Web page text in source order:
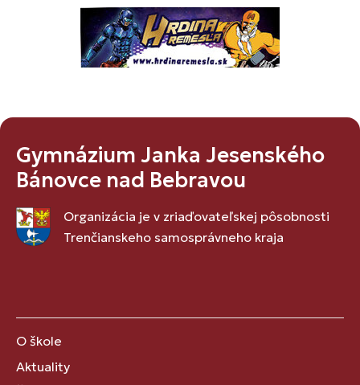
Gymnázium Janka Jesenského
Bánovce nad Bebravou
Organizácia je v zriaďovateľskej pôsobnosti
Trenčianskeho samosprávneho kraja
O škole
Aktuality